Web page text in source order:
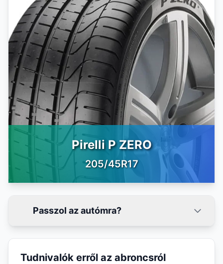
Pirelli P ZERO
205/45R17
Passzol az autómra?
Tudnivalók erről az abroncsról